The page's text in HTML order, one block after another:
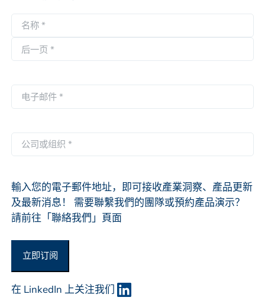
称
一
一
子
件
*
司
组
织
*
輸入您的電子郵件地址，即可接收產業洞察、產品更新
及最新消息！ 需要聯繫我們的團隊或預約產品演示？
請前往「聯絡我們」頁面
立即订阅
在 LinkedIn 上关注我们